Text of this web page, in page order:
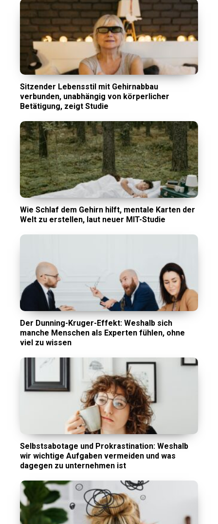
Sitzender Lebensstil mit Gehirnabbau
verbunden, unabhängig von körperlicher
Betätigung, zeigt Studie
Wie Schlaf dem Gehirn hilft, mentale Karten der
Welt zu erstellen, laut neuer MIT-Studie
Der Dunning-Kruger-Effekt: Weshalb sich
manche Menschen als Experten fühlen, ohne
viel zu wissen
Selbstsabotage und Prokrastination: Weshalb
wir wichtige Aufgaben vermeiden und was
dagegen zu unternehmen ist